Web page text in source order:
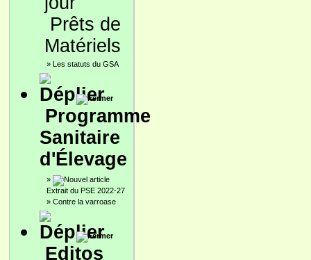
Prêts de
Matériels
» Les statuts du GSA
Programme
Sanitaire
d'Élevage
»
Extrait du PSE 2022-27
» Contre la varroase
Editos